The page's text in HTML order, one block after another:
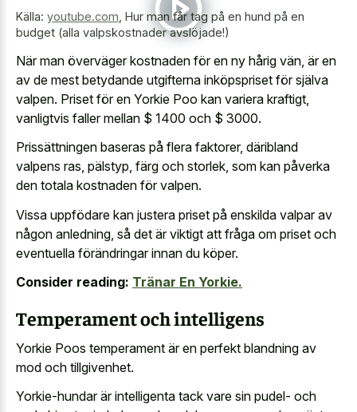
Källa: youtube.com Hur man får tag på en hund på en
budget (alla valpskostnader avslöjade!)
När man överväger kostnaden för en ny hårig vän, är en
av de mest betydande utgifterna inköpspriset för själva
valpen. Priset för en Yorkie Poo kan variera kraftigt,
vanligtvis faller mellan $ 1400 och $ 3000.
Prissättningen baseras på flera faktorer, däribland
valpens ras, pälstyp, färg och storlek, som kan påverka
den totala kostnaden för valpen.
Vissa uppfödare kan justera priset på enskilda valparav
någon anledning, så det är viktigt att fråga om priset och
eventuella förändringar innan du köper.
Consider reading: Tränar En Yorkie.
Temperament och intelligens
Yorkie Poos temperament är en perfekt blandning av
mod och tillgivenhet.
Yorkie-hundar är intelligenta tack vare sin pudel- och